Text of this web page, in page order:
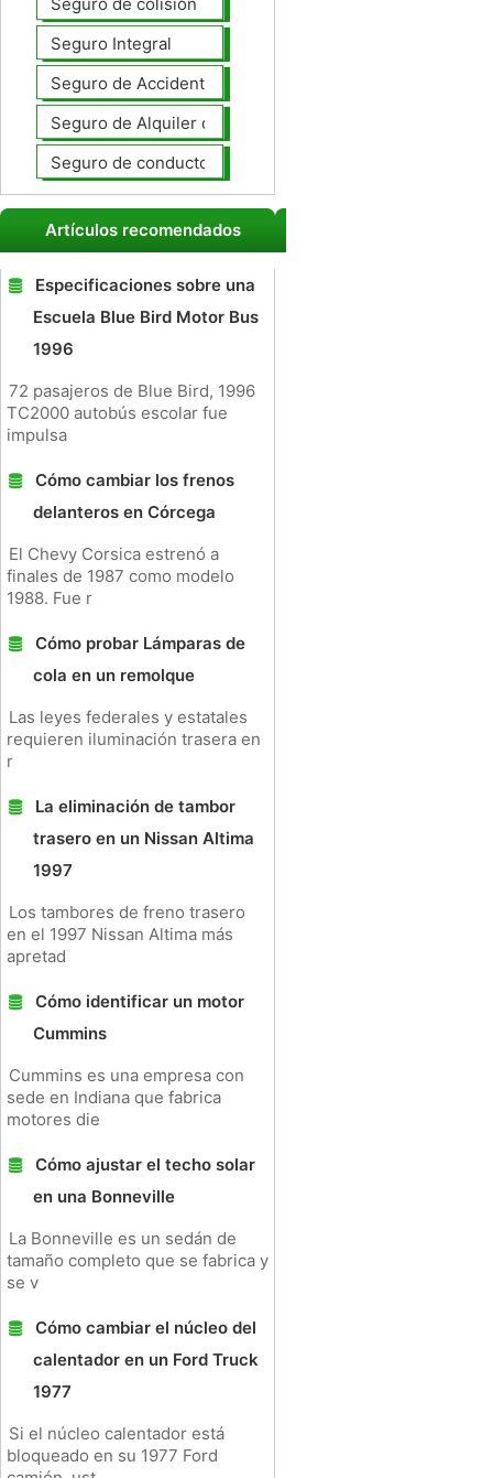
Seguro Integral
Seguro de Accidentes Personales
Seguro de Alquiler de coches
Seguro de conductores no asegurados
Artículos recomendados
Especificaciones sobre una
Escuela Blue Bird Motor Bus
1996
72 pasajeros de Blue Bird, 1996
TC2000 autobús escolar fue
impulsa
Cómo cambiar los frenos
delanteros en Córcega
El Chevy Corsica estrenó a
finales de 1987 como modelo
1988. Fue r
Cómo probar Lámparas de
cola en un remolque
Las leyes federales y estatales
requieren iluminación trasera en
r
La eliminación de tambor
trasero en un Nissan Altima
1997
Los tambores de freno trasero
en el 1997 Nissan Altima más
apretad
Cómo identificar un motor
Cummins
Cummins es una empresa con
sede en Indiana que fabrica
motores die
Cómo ajustar el techo solar
en una Bonneville
La Bonneville es un sedán de
tamaño completo que se fabrica y
se v
Cómo cambiar el núcleo del
calentador en un Ford Truck
1977
Si el núcleo calentador está
bloqueado en su 1977 Ford